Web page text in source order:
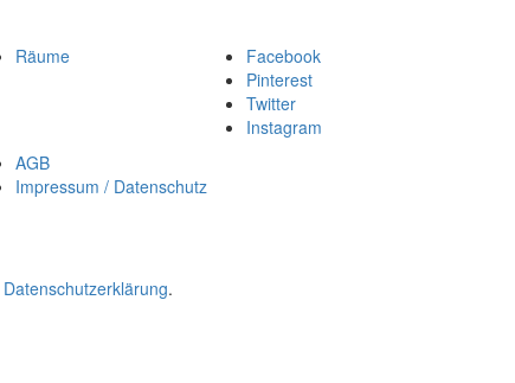
Räume
Facebook
Pinterest
Twitter
Instagram
AGB
Impressum / Datenschutz
Datenschutzerklärung.